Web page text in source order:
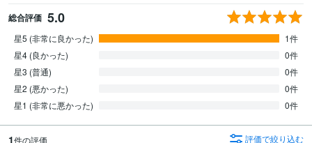
総合評価 5.0
星5 (非常に良かった)
1件
星4 (良かった)
0件
星3 (普通)
0件
星2 (悪かった)
0件
星1 (非常に悪かった)
0件
1件の評価 評価で絞り込む